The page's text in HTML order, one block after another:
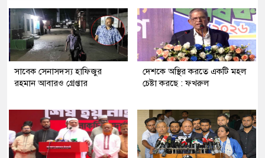
সাবেক সেনাসদস্য হাফিজুর
রহমান আবারও গ্রেপ্তার
দেশকে অস্থির করতে একটি মহল
চেষ্টা করছে : ফখরুল